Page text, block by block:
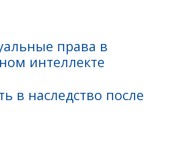
права в
интеллекте
в наследство после